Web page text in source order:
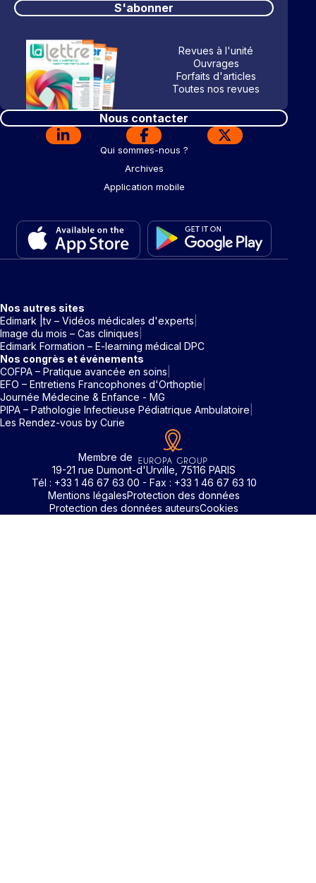
S'abonner
Revues à l'unité
Ouvrages
Forfaits d'articles
Toutes nos revues
Nous contacter
Qui sommes-nous ?
Archives
Application mobile
Nos autres sites
Edimark |tv – Vidéos médicales d'experts
Image du mois – Cas cliniques
Edimark Formation – E-learning médical DPC
Nos congrès et événements
COFPA – Pratique avancée en soins
EFO – Entretiens Francophones d'Orthoptie
Journée Médecine & Enfance - MG
PIPA – Pathologie Infectieuse Pédiatrique Ambulatoire
Les Rendez-vous by Curie
Membre de
19-21 rue Dumont-d'Urville, 75116 PARIS
Tél : +33 1 46 67 63 00 - Fax : +33 1 46 67 63 10
Mentions légalesProtection des données
Protection des données auteursCookies